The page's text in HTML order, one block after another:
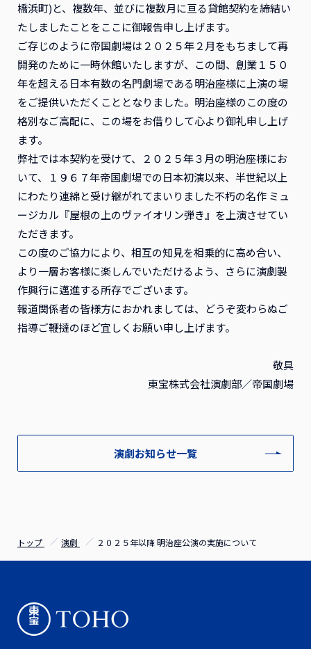
橋浜町)と、複数年、並びに複数月に亘る貸館契約を締結い
たしましたことをここに御報告申し上げます。
ご存じのように帝国劇場は２０２５年２月をもちまして再
開発のために一時休館いたしますが、この間、創業１５０
年を超える日本有数の名門劇場である明治座様に上演の場
をご提供いただくこととなりました。明治座様のこの度の
格別なご高配に、この場をお借りして心より御礼申し上げ
ます。
弊社では本契約を受けて、２０２５年３月の明治座様にお
いて、１９６７年帝国劇場での日本初演以来、半世紀以上
にわたり連綿と受け継がれてまいりました不朽の名作 ミュ
ージカル『屋根の上のヴァイオリン弾き』を上演させてい
ただきます。
この度のご協力により、相互の知見を相乗的に高め合い、
より一層お客様に楽しんでいただけるよう、さらに演劇製
作興行に邁進する所存でございます。
報道関係者の皆様方におかれましては、どうぞ変わらぬご
指導ご鞭撻のほど宜しくお願い申し上げます。
敬具
東宝株式会社演劇部／帝国劇場
演劇お知らせ一覧
トップ 演劇 ２０２５年以降 明治座公演の実施について